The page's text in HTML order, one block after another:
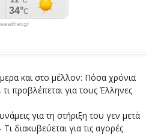
και στο μέλλον: Πόσα χρόνια
προβλέπεται για τους Έλληνες
για τη στήριξη του γεν μετά
διακυβεύεται για τις αγορές